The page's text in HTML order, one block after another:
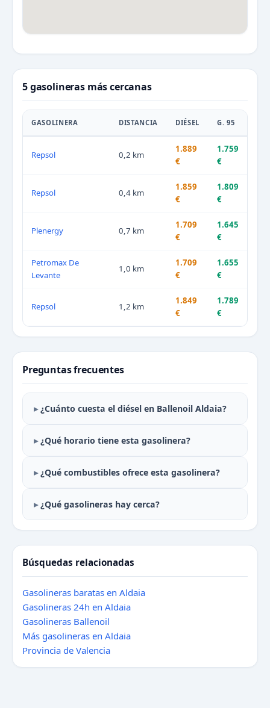
5 gasolineras más cercanas
GASOLINERA DISTANCIA DIÉSEL G. 95
Repsol 0,2 km
1.889
€
1.759
€
Repsol 0,4 km
1.859
€
1.809
€
Plenergy 0,7 km
1.709
€
1.645
€
Petromax De
Levante
1,0 km
1.709
€
1.655
€
Repsol 1,2 km
1.849
€
1.789
€
Preguntas frecuentes
¿Cuánto cuesta el diésel en Ballenoil Aldaia?
¿Qué horario tiene esta gasolinera?
¿Qué combustibles ofrece esta gasolinera?
¿Qué gasolineras hay cerca?
Búsquedas relacionadas
Gasolineras baratas en Aldaia
Gasolineras 24h en Aldaia
Gasolineras Ballenoil
Más gasolineras en Aldaia
Provincia de Valencia